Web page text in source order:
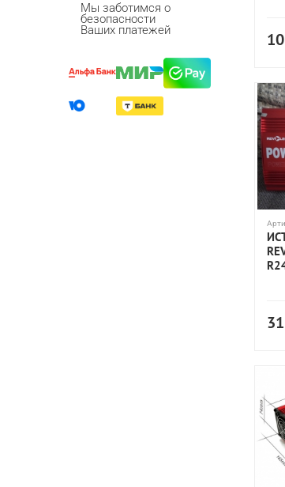
ImaxRC
Korody
MRM
Nine Eagles
Pulsar
Remo Hobby
SkyRC
Мы заботимся о
безопасности
Ваших платежей